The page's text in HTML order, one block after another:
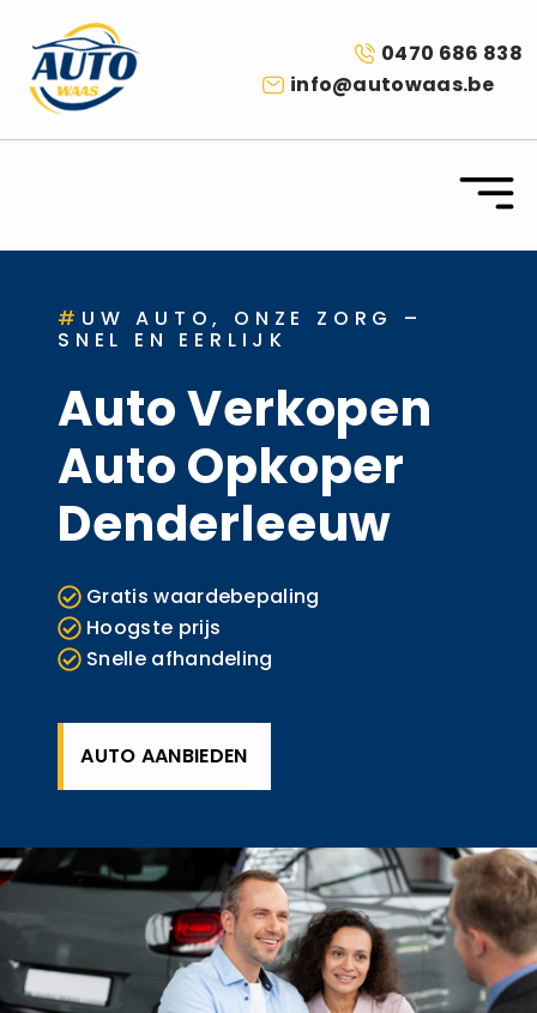
0470 686 838
info@autowaas.be
# UW AUTO, ONZE ZORG –
SNEL EN EERLIJK
Auto Verkopen
Auto Opkoper
Denderleeuw
Gratis waardebepaling
Hoogste prijs
Snelle afhandeling
AUTO AANBIEDEN